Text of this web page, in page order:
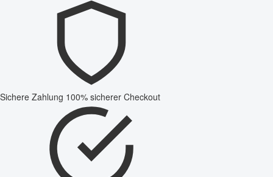
Sichere Zahlung 100% sicherer Checkout